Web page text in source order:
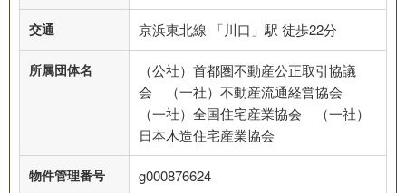
交通 京浜東北線 「川口」駅 徒歩22分
所属団体名
（公社）首都圏不動産公正取引協議
会 （一社）不動産流通経営協会
（一社）全国住宅産業協会 （一社）
日本木造住宅産業協会
物件管理番号 g000876624